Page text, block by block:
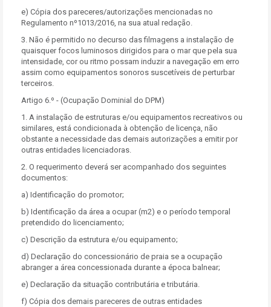
e) Cópia dos pareceres/autorizações mencionadas no
Regulamento nº1013/2016, na sua atual redação.
3. Não é permitido no decurso das filmagens a instalação de
quaisquer focos luminosos dirigidos para o mar que pela sua
intensidade, cor ou ritmo possam induzir a navegação em erro
assim como equipamentos sonoros suscetíveis de perturbar
terceiros.
Artigo 6.º - (Ocupação Dominial do DPM)
1. A instalação de estruturas e/ou equipamentos recreativos ou
similares, está condicionada à obtenção de licença, não
obstante a necessidade das demais autorizações a emitir por
outras entidades licenciadoras.
2. O requerimento deverá ser acompanhado dos seguintes
documentos:
a) Identificação do promotor;
b) Identificação da área a ocupar (m2) e o período temporal
pretendido do licenciamento;
c) Descrição da estrutura e/ou equipamento;
d) Declaração do concessionário de praia se a ocupação
abranger a área concessionada durante a época balnear;
e) Declaração da situação contributária e tributária.
f) Cópia dos demais pareceres de outras entidades